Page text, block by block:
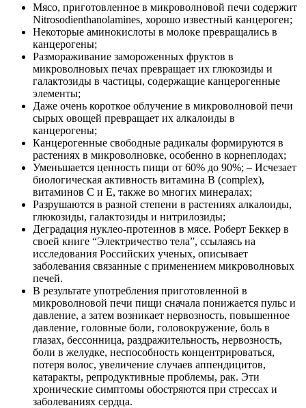
Мясо, приготовленное в микроволновой печи содержит
Nitrosodienthanolamines, хорошо известный канцероген;
Некоторые аминокислоты в молоке превращались в
канцерогены;
Размораживание замороженных фруктов в
микроволновых печах превращает их глюкозиды и
галактозиды в частицы, содержащие канцерогенные
элементы;
Даже очень короткое облучение в микроволновой печи
сырых овощей превращает их алкалоиды в
канцерогены;
Канцерогенные свободные радикалы формируются в
растениях в микроволновке, особенно в корнеплодах;
Уменьшается ценность пищи от 60% до 90%; – Исчезает
биологическая активность витамина В (complex),
витаминов С и Е, также во многих минералах;
Разрушаются в разной степени в растениях алкалоиды,
глюкозиды, галактозиды и нитрилозиды;
Деградация нуклео-протеинов в мясе. Роберт Беккер в
своей книге “Электричество тела”, ссылаясь на
исследования Российских ученых, описывает
заболевания связанные с применением микроволновых
печей.
В результате употребления приготовленной в
микроволновой печи пищи сначала понижается пульс и
давление, а затем возникает нервозность, повышенное
давление, головные боли, головокружение, боль в
глазах, бессонница, раздражительность, нервозность,
боли в желудке, неспособность концентрироваться,
потеря волос, увеличение случаев аппендицитов,
катаракты, репродуктивные проблемы, рак. Эти
xронические симптомы обостряются при стрессах и
заболеваниях сердца.